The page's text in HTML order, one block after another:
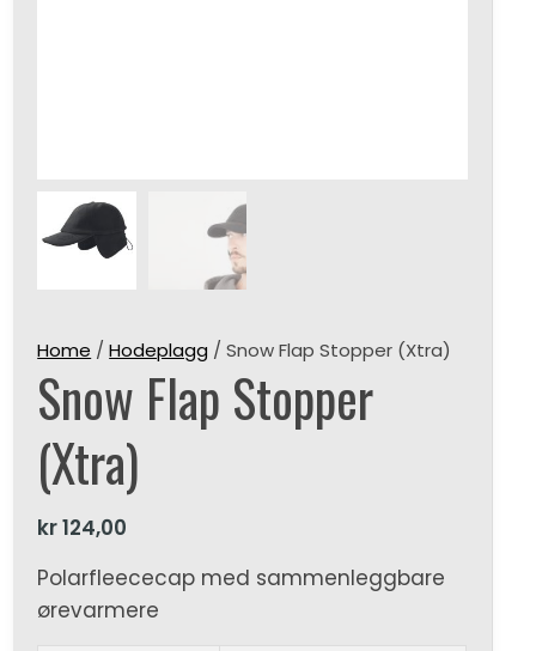
Home /Hodeplagg / Snow Flap Stopper (Xtra)
Snow Flap Stopper
(Xtra)
kr124,00
Polarfleececap med sammenleggbare
ørevarmere